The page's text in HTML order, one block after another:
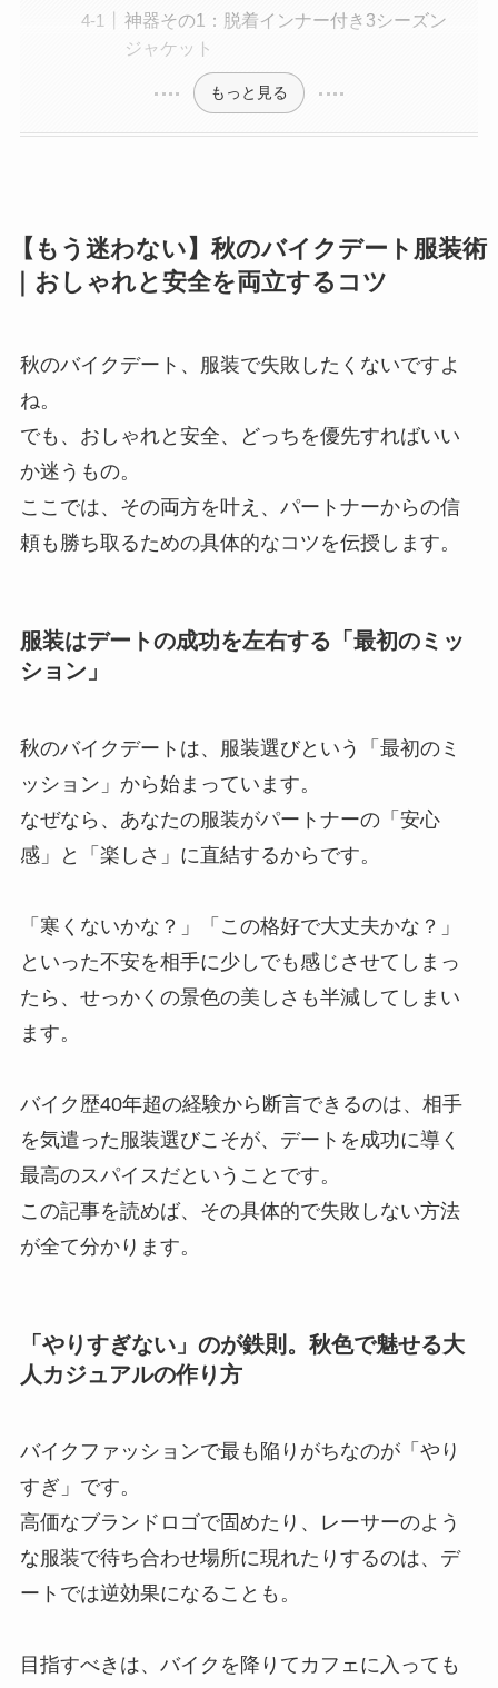
神器その1：脱着インナー付き3シーズン
ジャケット
もっと見る
【もう迷わない】秋のバイクデート服装術
｜おしゃれと安全を両立するコツ
秋のバイクデート、服装で失敗したくないですよ
ね。
でも、おしゃれと安全、どっちを優先すればいい
か迷うもの。
ここでは、その両方を叶え、パートナーからの信
頼も勝ち取るための具体的なコツを伝授します。
服装はデートの成功を左右する「最初のミッ
ション」
秋のバイクデートは、服装選びという「最初のミ
ッション」から始まっています。
なぜなら、あなたの服装がパートナーの「安心
感」と「楽しさ」に直結するからです。
「寒くないかな？」「この格好で大丈夫かな？」
といった不安を相手に少しでも感じさせてしまっ
たら、せっかくの景色の美しさも半減してしまい
ます。
バイク歴40年超の経験から断言できるのは、相手
を気遣った服装選びこそが、デートを成功に導く
最高のスパイスだということです。
この記事を読めば、その具体的で失敗しない方法
が全て分かります。
「やりすぎない」のが鉄則。秋色で魅せる大
人カジュアルの作り方
バイクファッションで最も陥りがちなのが「やり
すぎ」です。
高価なブランドロゴで固めたり、レーサーのよう
な服装で待ち合わせ場所に現れたりするのは、デ
ートでは逆効果になることも。
目指すべきは、バイクを降りてカフェに入っても